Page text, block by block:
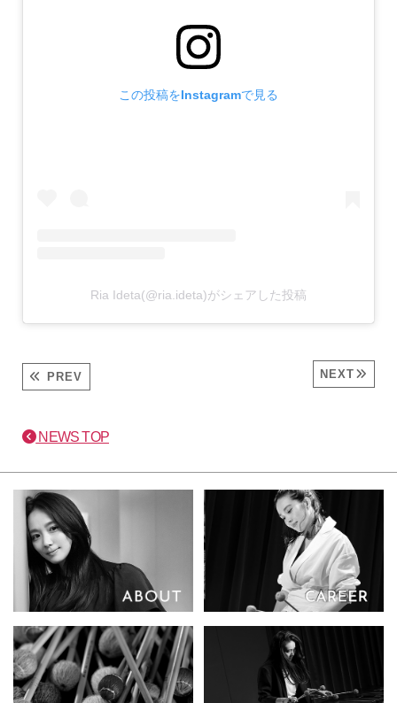
この投稿をInstagramで見る
Ria Ideta(@ria.ideta)がシェアした投稿
PREV NEXT
NEWS TOP